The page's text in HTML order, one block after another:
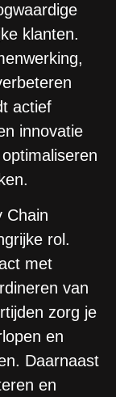
klanten.
actief
innovatie
Chain
rol.
met
van
zorg je
en
Daarnaast
en